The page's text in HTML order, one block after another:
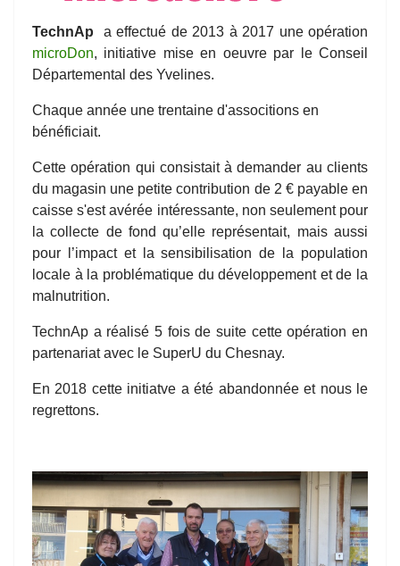
TechnAp a effectué de 2013 à 2017 une opération
microDon, initiative mise en oeuvre par le Conseil
Départemental des Yvelines.
Chaque année une trentaine d'associtions en
bénéficiait.
Cette opération qui consistait à demander au clients
du magasin une petite contribution de 2 € payable en
caisse s'est avérée intéressante, non seulement pour
la collecte de fond qu’elle représentait, mais aussi
pour l’impact et la sensibilisation de la population
locale à la problématique du développement et de la
malnutrition.
TechnAp a réalisé 5 fois de suite cette opération en
partenariat avec le SuperU du Chesnay.
En 2018 cette initiatve a été abandonnée et nous le
regrettons.